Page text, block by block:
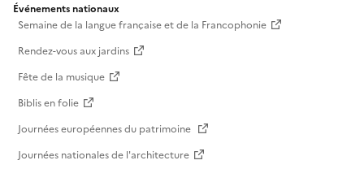
Événements nationaux
Semaine de la langue française et de la Francophonie
Rendez-vous aux jardins
Fête de la musique
Biblis en folie
Journées européennes du patrimoine
Journées nationales de l'architecture